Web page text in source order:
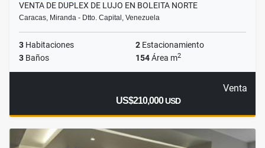
VENTA DE DUPLEX DE LUJO EN BOLEITA NORTE
Caracas, Miranda - Dtto. Capital, Venezuela
3 Habitaciones 2 Estacionamiento
3 Baños 154Área m2
Venta
US$210,000USD